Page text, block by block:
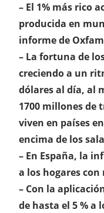
– El 1% más rico
producida en
informe de
– La fortuna de
creciendo a un
dólares al día, al
1700 millones de
viven en países
encima de los
– En España, la
a los hogares
– Con la
de hasta el 5 %